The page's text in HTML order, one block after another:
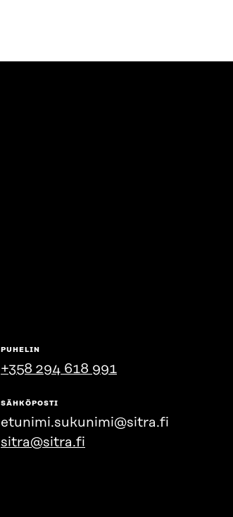
PUHELIN
+358 294 618 991
SÄHKÖPOSTI
etunimi.sukunimi@sitra.fi
sitra@sitra.fi